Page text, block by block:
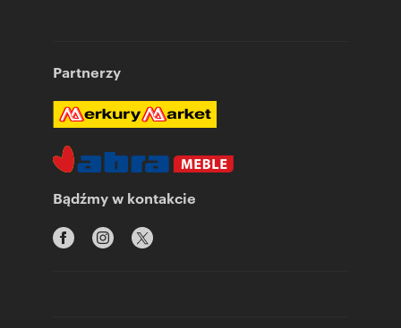
Partnerzy
Bądźmy w kontakcie